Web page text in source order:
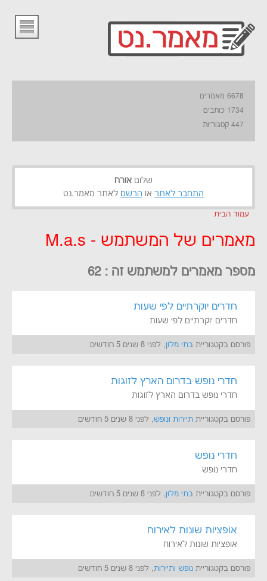
שלום אורח
התחבר לאתר או הרשם לאתר מאמר.נט
6678 מאמרים
1734 כותבים
447 קטגוריות
עמוד הבית
מאמרים של המשתמש - M.a.s
מספר מאמרים למשתמש זה : 62
חדרים יוקרתיים לפי שעות
חדרים יוקרתיים לפי שעות
פורסם בקטגוריית בתי מלון, לפני 8 שנים 5 חודשים
חדרי נופש בדרום הארץ לזוגות
חדרי נופש בדרום הארץ לזוגות
פורסם בקטגוריית תיירות ונופש, לפני 8 שנים 5 חודשים
חדרי נופש
חדרי נופש
פורסם בקטגוריית בתי מלון, לפני 8 שנים 5 חודשים
אופציות שונות לאירוח
אופציות שונות לאירוח
פורסם בקטגוריית נופש ותיירות, לפני 8 שנים 5 חודשים